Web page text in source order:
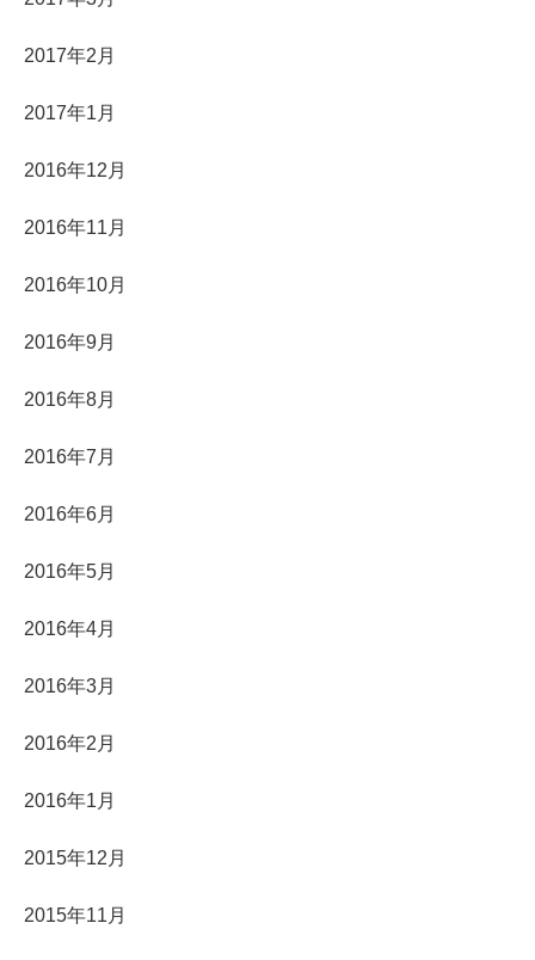
2017年2月
2017年1月
2016年12月
2016年11月
2016年10月
2016年9月
2016年8月
2016年7月
2016年6月
2016年5月
2016年4月
2016年3月
2016年2月
2016年1月
2015年12月
2015年11月